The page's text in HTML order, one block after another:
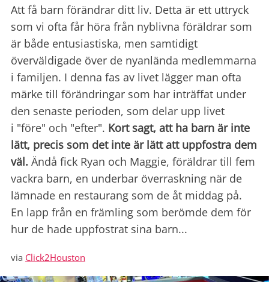
Att få barn förändrar ditt liv. Detta är ett uttryck
som vi ofta får höra från nyblivna föräldrar som
är både entusiastiska, men samtidigt
överväldigade över de nyanlända medlemmarna
i familjen. I denna fas av livet lägger man ofta
märke till förändringar som har inträffat under
den senaste perioden, som delar upp livet
i "före" och "efter". Kort sagt, att ha barn är inte
lätt, precis som det inte är lätt att uppfostra dem
väl. Ändå fick Ryan och Maggie, föräldrar till fem
vackra barn, en underbar överraskning när de
lämnade en restaurang som de åt middag på.
En lapp från en främling som berömde dem för
hur de hade uppfostrat sina barn...
via Click2Houston